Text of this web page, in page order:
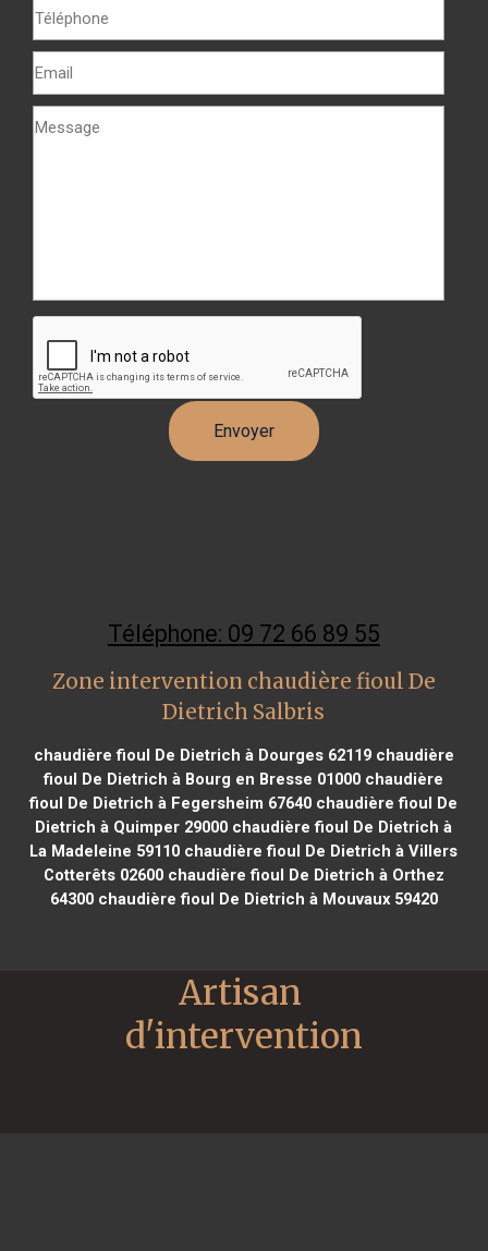
Téléphone: 09 72 66 89 55
Zone intervention chaudière fioul De
Dietrich Salbris
chaudière fioul De Dietrich à Dourges 62119chaudière
fioul De Dietrich à Bourg en Bresse 01000 chaudière
fioul De Dietrich à Fegersheim 67640 chaudière fioul De
Dietrich à Quimper 29000 chaudière fioul De Dietrich à
La Madeleine 59110 chaudière fioul De Dietrich à Villers
Cotterêts 02600chaudière fioul De Dietrich à Orthez
64300chaudière fioul De Dietrich à Mouvaux 59420
Artisan
d'intervention